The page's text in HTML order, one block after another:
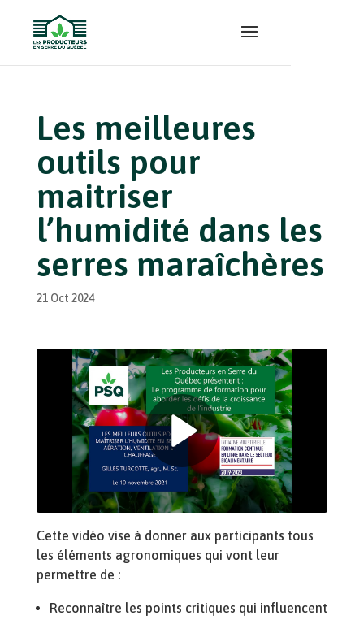
Les meilleures
outils pour
maitriser
l’humidité dans les
serres maraîchères
21 Oct 2024
Cette vidéo vise à donner aux participants tous
les éléments agronomiques qui vont leur
permettre de :
Reconnaître les points critiques qui influencent